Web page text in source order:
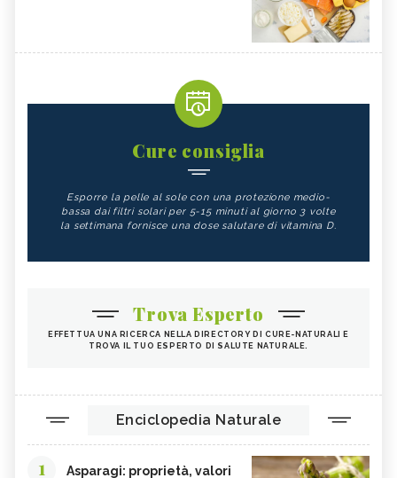
Cure consiglia
Esporre la pelle al sole con una protezione medio-
bassa dai filtri solari per 5-15 minuti al giorno 3 volte
la settimana fornisce una dose salutare di vitamina D.
Trova Esperto
EFFETTUA UNA RICERCA NELLA DIRECTORY DI CURE-NATURALI E
TROVA IL TUO ESPERTO DI SALUTE NATURALE.
Enciclopedia Naturale
1
Asparagi: proprietà, valori